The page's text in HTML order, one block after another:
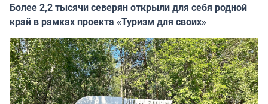
Более 2,2 тысячи северян открыли для себя родной
край в рамках проекта «Туризм для своих»